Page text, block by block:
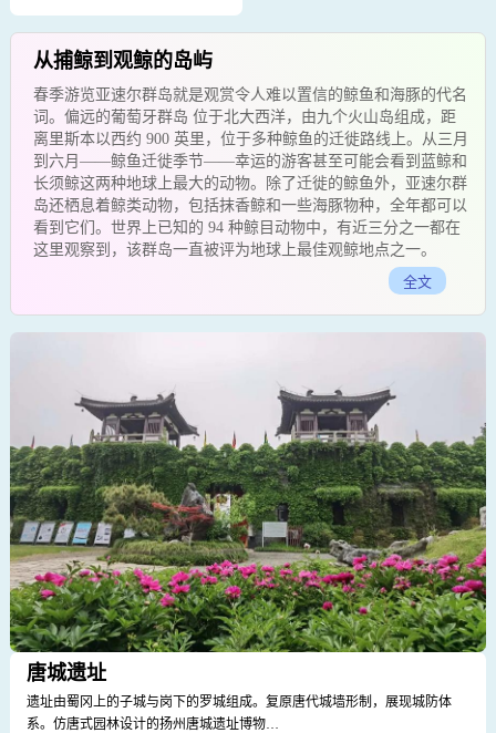
从捕鲸到观鲸的岛屿
春季游览亚速尔群岛就是观赏令人难以置信的鲸鱼和海豚的代名
词。偏远的葡萄牙群岛 位于北大西洋，由九个火山岛组成，距
离里斯本以西约 900 英里，位于多种鲸鱼的迁徙路线上。从三月
到六月——鲸鱼迁徙季节——幸运的游客甚至可能会看到蓝鲸和
长须鲸这两种地球上最大的动物。除了迁徙的鲸鱼外，亚速尔群
岛还栖息着鲸类动物，包括抹香鲸和一些海豚物种，全年都可以
看到它们。世界上已知的 94 种鲸目动物中，有近三分之一都在
这里观察到，该群岛一直被评为地球上最佳观鲸地点之一。
全文
唐城遗址
遗址由蜀冈上的子城与岗下的罗城组成。复原唐代城墙形制，展现城防体
系。仿唐式园林设计的扬州唐城遗址博物…